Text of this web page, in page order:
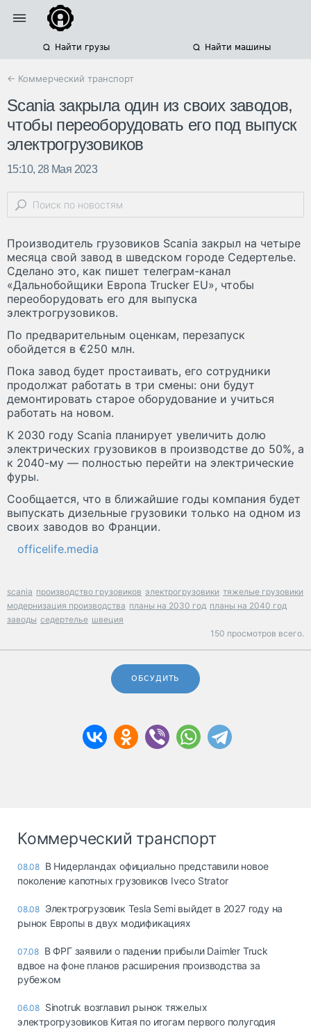
Найти грузы Найти машины
← Коммерческий транспорт
Scania закрыла один из своих заводов,
чтобы переоборудовать его под выпуск
электрогрузовиков
15:10, 28 Мая 2023
Производитель грузовиков Scania закрыл на четыре
месяца свой завод в шведском городе Седертелье.
Сделано это, как пишет телеграм-канал
«Дальнобойщики Европа Trucker EU», чтобы
переоборудовать его для выпуска
электрогрузовиков.
По предварительным оценкам, перезапуск
обойдется в €250 млн.
Пока завод будет простаивать, его сотрудники
продолжат работать в три смены: они будут
демонтировать старое оборудование и учиться
работать на новом.
К 2030 году Scania планирует увеличить долю
электрических грузовиков в производстве до 50%, а
к 2040-му — полностью перейти на электрические
фуры.
Сообщается, что в ближайшие годы компания будет
выпускать дизельные грузовики только на одном из
своих заводов во Франции.
officelife.media
scania производство грузовиков электрогрузовики тяжелые грузовики
модернизация производства планы на 2030 год планы на 2040 год
заводы седертелье швеция
150 просмотров всего.
ОБСУДИТЬ
Коммерческий транспорт
08.08 В Нидерландах официально представили новое
поколение капотных грузовиков Iveco Strator
08.08 Электрогрузовик Tesla Semi выйдет в 2027 году на
рынок Европы в двух модификациях
07.08 В ФРГ заявили о падении прибыли Daimler Truck
вдвое на фоне планов расширения производства за
рубежом
06.08 Sinotruk возглавил рынок тяжелых
электрогрузовиков Китая по итогам первого полугодия